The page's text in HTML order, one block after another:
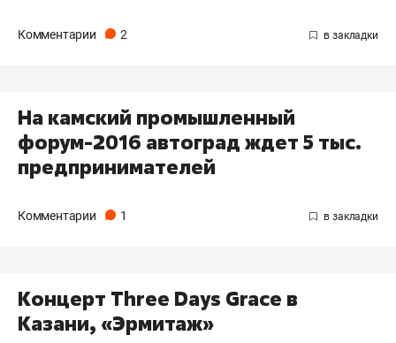
Комментарии 2
На камский промышленный
форум-2016 автоград ждет 5 тыс.
предпринимателей
Комментарии 1
Концерт Three Days Grace в
Казани, «Эрмитаж»